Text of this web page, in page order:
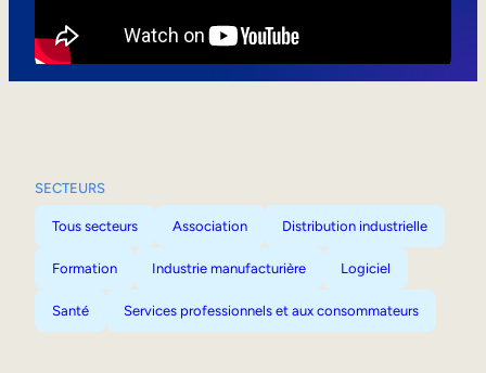
SECTEURS
Tous secteurs Association Distribution industrielle
Formation Industrie manufacturière Logiciel
Santé Services professionnels et aux consommateurs